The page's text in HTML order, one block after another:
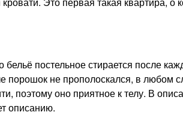
постельное стирается после
порошок не прополоскался, в любом
поэтому оно приятное к телу. В
описанию.